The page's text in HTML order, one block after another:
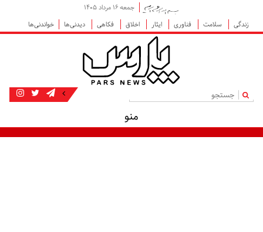
جمعه ۱۶ مرداد ۱۴۰۵
زندگی
سلامت فناوری ایثار اخلاق فکاهی دیدنی‌ها خواندنی‌ها
|
منو